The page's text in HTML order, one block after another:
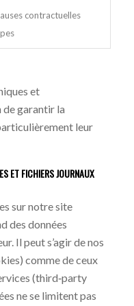
contractuelles
et
garantir la
leur
ET FICHIERS JOURNAUX
sur notre site
des données
Il peut s’agir de nos
comme de ceux
(third‐party
ne se limitent pas